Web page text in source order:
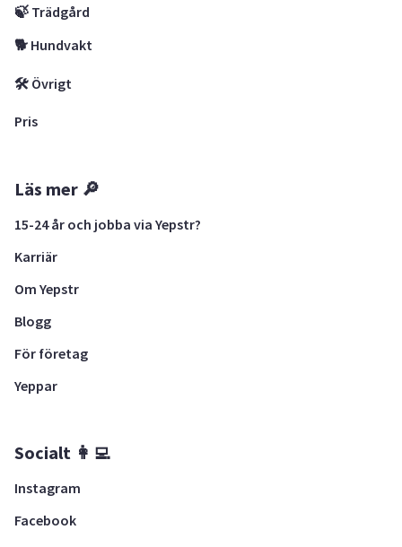
🍃 Trädgård
🐕 Hundvakt
🛠 Övrigt
Pris
Läs mer 🔎
15-24 år och jobba via Yepstr?
Karriär
Om Yepstr
Blogg
För företag
Yeppar
Socialt 👩‍💻
Instagram
Facebook